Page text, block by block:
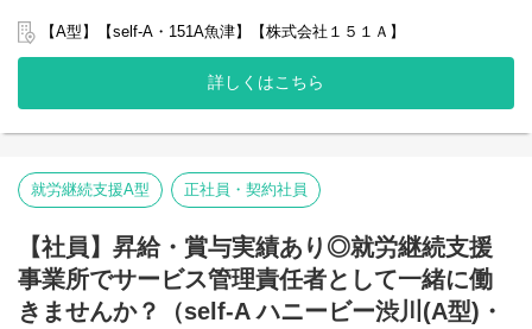
グループ全体で培った豊富なノウハウとネットワークを活かし、
スタッフが安心して長く働ける職場づくりに取り組んでいます。
弊社グループでは2つのパターンの事業所を全国に展開をさせて頂
【就労継続支援A型事業所】
般就労を目指すサービス。
【就労継続支援B型事業所】
般就労を目指す、または高い工賃を目指すサービス。
利用者さんの日々の訓練をサポートする支援員を募集していま
す。
【A型】【self-A・151A魚津】【株式会社１５１Ａ】
詳しくはこちら
就労継続支援A型 正社員・契約社員
【社員】昇給・賞与実績あり◎就労継続支援
事業所でサービス管理責任者として一緒に働
きませんか？（self-A ハニービー渋川(A型)・